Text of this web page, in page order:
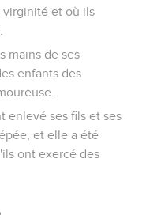
virginité et où ils
mains de ses
enfants des
enlevé ses fils et ses
et elle a été
ont exercé des